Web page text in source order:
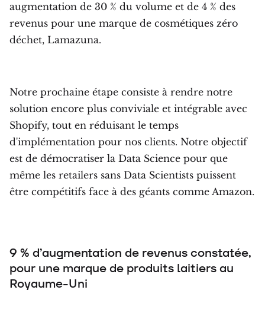
augmentation de 30 % du volume et de 4 % des
revenus pour une marque de cosmétiques zéro
déchet, Lamazuna.
Notre prochaine étape consiste à rendre notre
solution encore plus conviviale et intégrable avec
Shopify, tout en réduisant le temps
d'implémentation pour nos clients. Notre objectif
est de démocratiser la Data Science pour que
même les retailers sans Data Scientists puissent
être compétitifs face à des géants comme Amazon.
9 % d’augmentation de revenus constatée,
pour une marque de produits laitiers au
Royaume-Uni